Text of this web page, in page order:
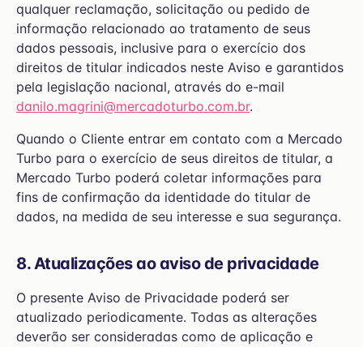
qualquer reclamação, solicitação ou pedido de
informação relacionado ao tratamento de seus
dados pessoais, inclusive para o exercício dos
direitos de titular indicados neste Aviso e garantidos
pela legislação nacional, através do e-mail
danilo.magrini@mercadoturbo.com.br.
Quando o Cliente entrar em contato com a Mercado
Turbo para o exercício de seus direitos de titular, a
Mercado Turbo poderá coletar informações para
fins de confirmação da identidade do titular de
dados, na medida de seu interesse e sua segurança.
8. Atualizações ao aviso de privacidade
O presente Aviso de Privacidade poderá ser
atualizado periodicamente. Todas as alterações
deverão ser consideradas como de aplicação e